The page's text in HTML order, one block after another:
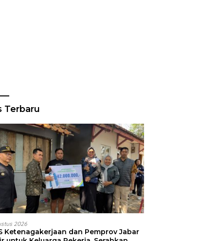
Terbaru
2026
Ketenagakerjaan dan Pemprov Jabar